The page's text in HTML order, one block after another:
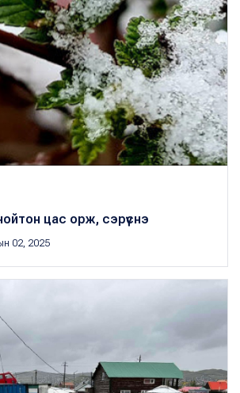
цас орж, сэрүүснэ
02, 2025